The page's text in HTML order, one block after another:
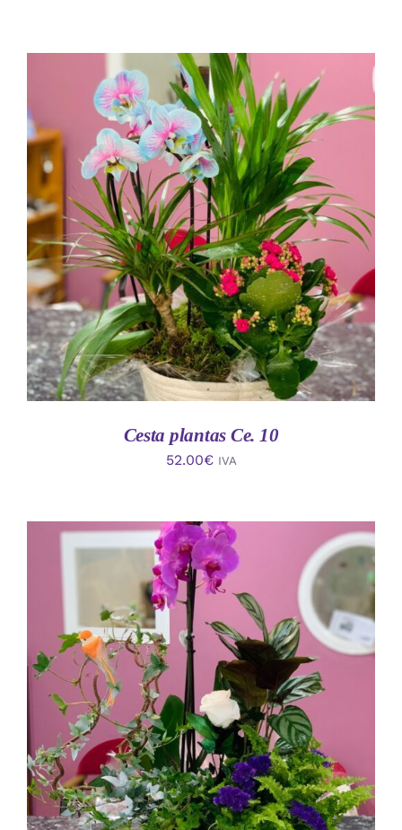
AÑADIR AL CARRITO
/
DETALLES
Cesta plantas Ce. 10
52.00€ IVA
AÑADIR AL CARRITO
/
DETALLES